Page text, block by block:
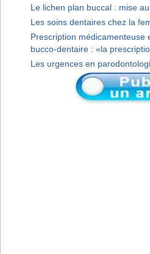
Le lichen plan buccal : mise
Les soins dentaires chez la
Prescription médicamenteuse
bucco-dentaire : «la
Les urgences en